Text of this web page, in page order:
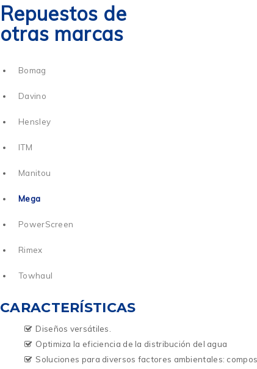
Repuestos de
otras marcas
Bomag
Davino
Hensley
ITM
Manitou
Mega
PowerScreen
Rimex
Towhaul
CARACTERÍSTICAS
Diseños versátiles.
Optimiza la eficiencia de la distribución del agua
Soluciones para diversos factores ambientales: